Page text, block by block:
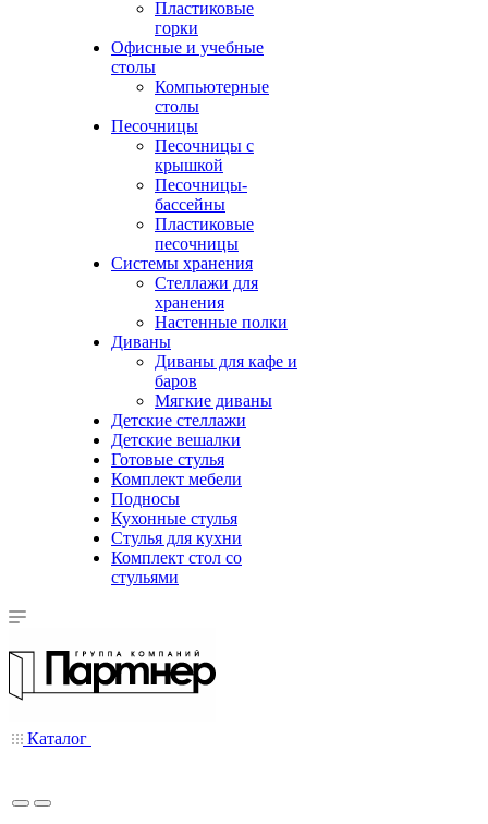
Пластиковые
горки
Офисные и учебные
столы
Компьютерные
столы
Песочницы
Песочницы с
крышкой
Песочницы-
бассейны
Пластиковые
песочницы
Системы хранения
Стеллажи для
хранения
Настенные полки
Диваны
Диваны для кафе и
баров
Мягкие диваны
Детские стеллажи
Детские вешалки
Готовые стулья
Комплект мебели
Подносы
Кухонные стулья
Стулья для кухни
Комплект стол со
стульями
Каталог